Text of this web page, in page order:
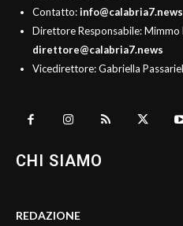
Contatto:info@calabria7.news
Direttore Responsabile: Mimmo
direttore@calabria7.news
Vicedirettore: Gabriella
CHI SIAMO
REDAZIONE